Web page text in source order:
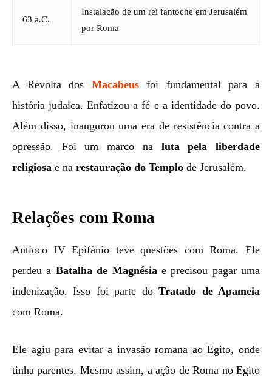
63 a.C.
Instalação de um rei fantoche em Jerusalém
por Roma
A Revolta dos Macabeusfoi fundamental para a
história judaica. Enfatizou a fé e a identidade do povo.
Além disso, inaugurou uma era de resistência contra a
opressão. Foi um marco na luta pela liberdade
religiosa e na restauração do Templo de Jerusalém.
Relações com Roma
Antíoco IV Epifânio teve questões com Roma. Ele
perdeu a Batalha de Magnésiae precisou pagar uma
indenização. Isso foi parte doTratado de Apameia
com Roma.
Ele agiu para evitar a invasão romana ao Egito, onde
tinha parentes. Mesmo assim, a ação de Roma no Egito